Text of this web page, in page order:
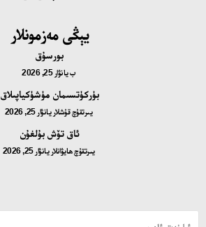
يېڭى مەزمونلار
بورسۇق
بيانۋار 25, 2026
بۈركۈتسىمان مۈشۈكياپىلاق
يىرتقۇچ قۇشلار يانۋار 25, 2026
ئاق تۆش بۇلغۇن
يىرتقۇچ ھايۋانلار يانۋار 25, 2026